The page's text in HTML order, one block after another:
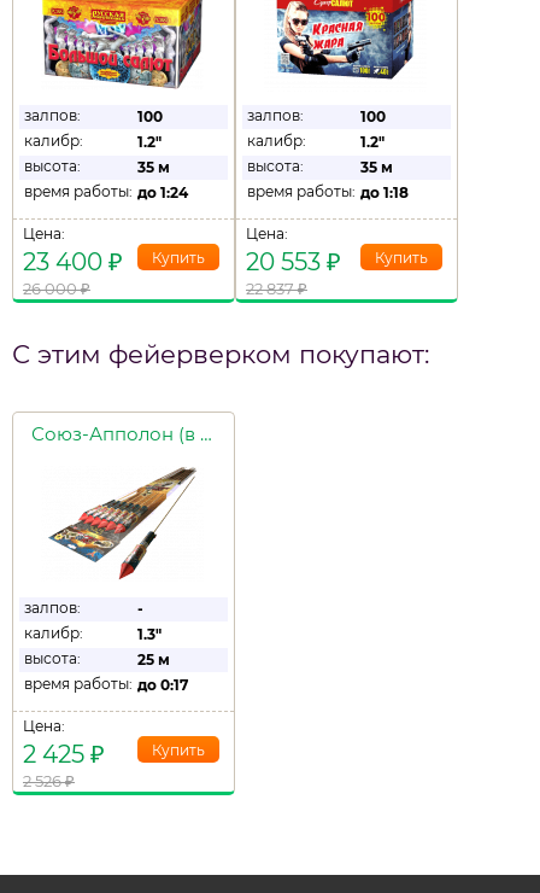
залпов:
100
калибр:
1.2"
высота:
35 м
время работы: до 1:24
Цена:
23 400 ₽
26 000₽
залпов:
100
калибр:
1.2"
высота:
35 м
время работы: до 1:18
Цена:
20 553 ₽
22 837₽
С этим фейерверком покупают:
Союз-Апполон (в уп. 6шт.)
залпов:
-
калибр:
1.3"
высота:
25 м
время работы: до 0:17
Цена:
2 425 ₽
2 526₽